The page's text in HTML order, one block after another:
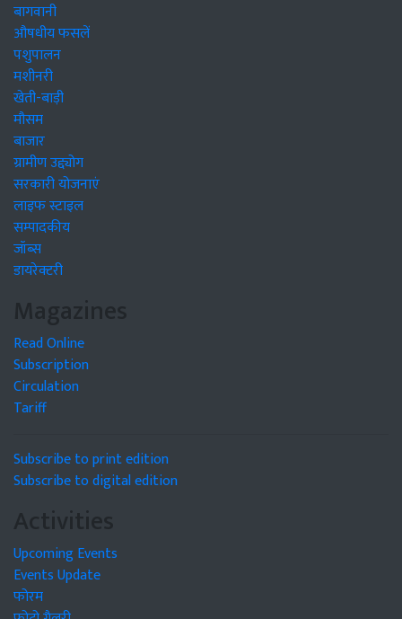
बागवानी
औषधीय फसलें
पशुपालन
मशीनरी
खेती-बाड़ी
मौसम
बाजार
ग्रामीण उद्द्योग
सरकारी योजनाएं
लाइफ स्टाइल
सम्पादकीय
जॉब्स
डायरेक्टरी
Magazines
Read Online
Subscription
Circulation
Tariff
Subscribe to print edition
Subscribe to digital edition
Activities
Upcoming Events
Events Update
फोरम